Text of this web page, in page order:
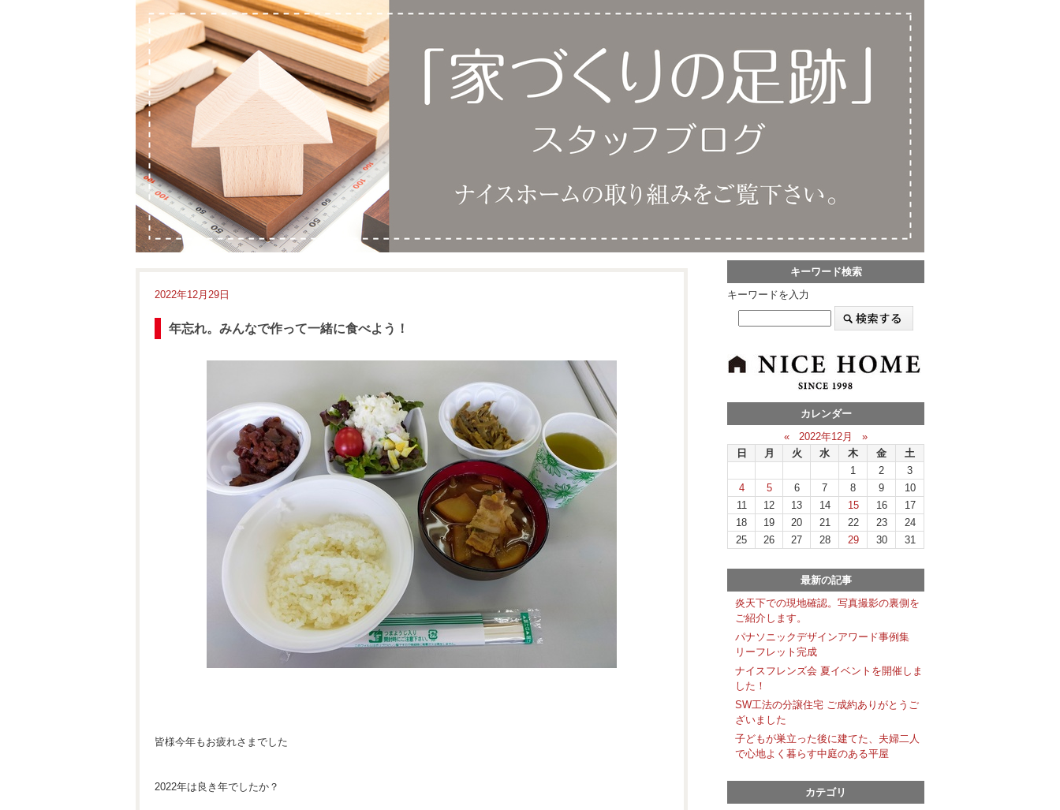
2022年12月29日
年忘れ。みんなで作って一緒に食べよう！
皆様今年もお疲れさまでした
2022年は良き年でしたか？
キーワード検索
キーワードを入力
カレンダー
«
2022年12月
»
日
月 火 水 木 金
土
1
2
3
4
5 6 7 8 9
10
11
12 13 14 15 16
17
18
19 20 21 22 23
24
25
26 27 28 29 30 31
最新の記事
炎天下での現地確認。写真撮影の裏側を
ご紹介します。
パナソニックデザインアワード事例集
リーフレット完成
ナイスフレンズ会 夏イベントを開催しま
した！
SW工法の分譲住宅 ご成約ありがとうご
ざいました
子どもが巣立った後に建てた、夫婦二人
で心地よく暮らす中庭のある平屋
カテゴリ